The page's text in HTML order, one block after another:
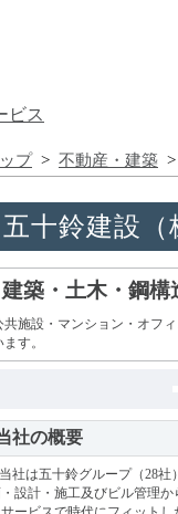
ビス
プ> 不動産・建築
五十鈴建設（
建築・土木・鋼構
共施設・マンション・オフ
ます。
社の概要
社は五十鈴グループ（28
設計・施工及びビル管理